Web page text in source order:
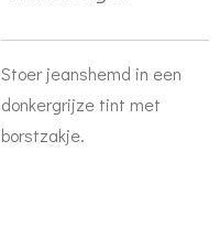
Stoer jeanshemd in een
donkergrijze tint met
borstzakje.